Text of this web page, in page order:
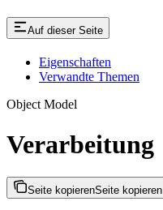
Auf dieser Seite
Eigenschaften
Verwandte Themen
Object Model
Verarbeitung
Seite kopierenSeite kopieren